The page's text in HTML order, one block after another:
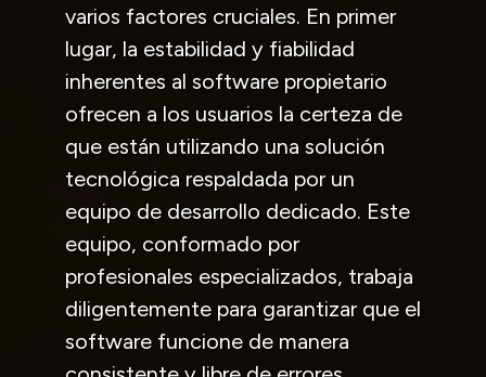
varios factores cruciales. En primer
lugar, la estabilidad y fiabilidad
inherentes al software propietario
ofrecen a los usuarios la certeza de
que están utilizando una solución
tecnológica respaldada por un
equipo de desarrollo dedicado. Este
equipo, conformado por
profesionales especializados, trabaja
diligentemente para garantizar que el
software funcione de manera